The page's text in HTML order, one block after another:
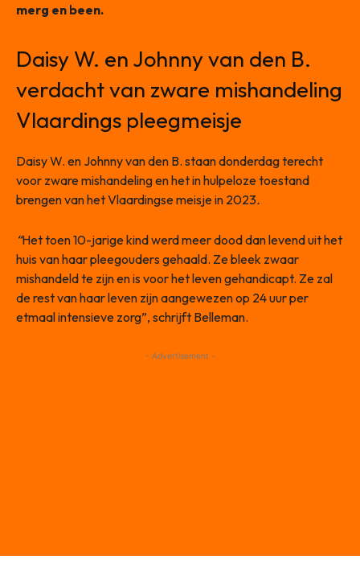
merg en been.
Daisy W. en Johnny van den B.
verdacht van zware mishandeling
Vlaardings pleegmeisje
Daisy W. en Johnny van den B. staan donderdag terecht
voor zware mishandeling en het in hulpeloze toestand
brengen van het Vlaardingse meisje in 2023.
“Het toen 10-jarige kind werd meer dood dan levend uit het
huis van haar pleegouders gehaald. Ze bleek zwaar
mishandeld te zijn en is voor het leven gehandicapt. Ze zal
de rest van haar leven zijn aangewezen op 24 uur per
etmaal intensieve zorg”, schrijft Belleman.
- Advertisement -